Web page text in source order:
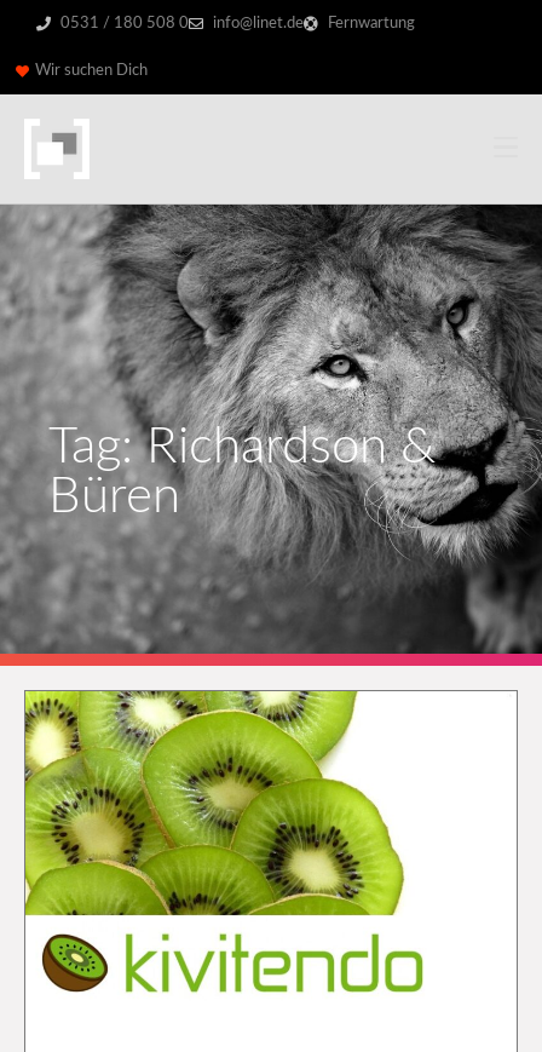
0531 / 180 508 0 info@linet.de Fernwartung
Wir suchen Dich
Tag: Richardson &
Büren